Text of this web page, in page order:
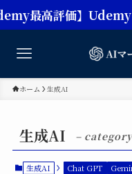
評価】Udemy
ホーム 生成AI
生成AI –
生成AI Chat GPT